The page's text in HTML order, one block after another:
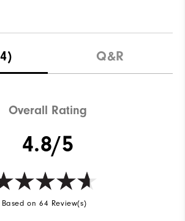
Q&R
Overall Rating
4.8/5
Based on 64 Review(s)